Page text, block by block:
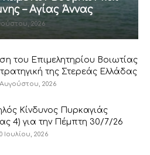
– Αγίας Άννας
2026
του Επιμελητηρίου Βοιωτίας
της Στερεάς Ελλάδας
Αυγούστου, 2026
Κίνδυνος Πυρκαγιάς
4) για την Πέμπτη 30/7/26
Ιουλίου, 2026